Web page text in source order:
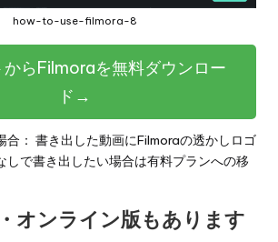
how-to-use-filmora-8
らFilmoraを無料ダウンロー
ド→
合： 書き出した動画にFilmoraの透かしロゴ
しで書き出したい場合は有料プランへの移
オンライン版もあります